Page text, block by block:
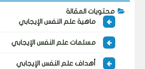
محتويات المقالة
ماهية علم النفس الإيجابي
مسلمات علم النفس الإيجابي
أهداف علم النفس الإيجابي